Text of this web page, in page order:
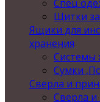
Спец
Щитки
Ящики для
хранения
Системы
Сумки
Сверла и
Сверла и